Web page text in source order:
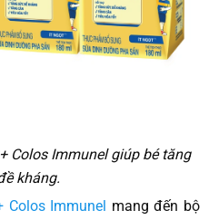
Colos Immunel giúp bé tăng
kháng.
Colos Immunel mang đến bộ